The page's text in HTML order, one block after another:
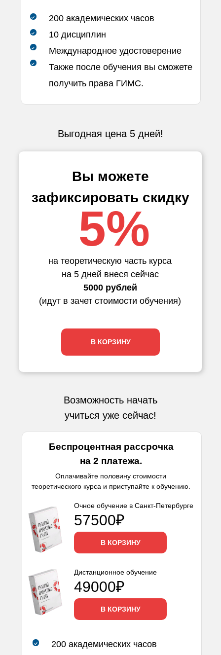
Выгодная цена 5 дней!
Возможность начать
учиться уже сейчас!
Вы можете
зафиксировать скидку
Оплачивайте половину стоимости
теоретического курса и приступайте к обучению.
на теоретическую часть курса
на 5 дней внеся сейчас
5000 рублей
(идут в зачет стоимости обучения)
5%
В КОРЗИНУ
Беспроцентная рассрочка
на 2 платежа.
200 академических часов
200 академических часов
10 дисциплин
Международное удостоверение
Также после обучения вы сможете
получить права ГИМС.
В КОРЗИНУ
В КОРЗИНУ
57500₽
49000₽
Очное обучение в Санкт-Петербурге
Дистанционное обучение